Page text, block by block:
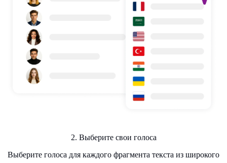
2. Выберите свои голоса
Выберите голоса для каждого фрагмента текста из широкого